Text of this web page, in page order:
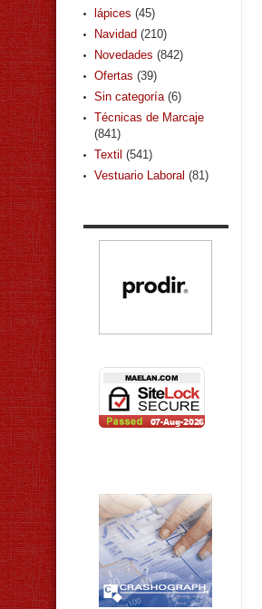
lápices (45)
Navidad (210)
Novedades (842)
Ofertas (39)
Sin categoría(6)
Técnicas de Marcaje
(841)
Textil (541)
Vestuario Laboral (81)